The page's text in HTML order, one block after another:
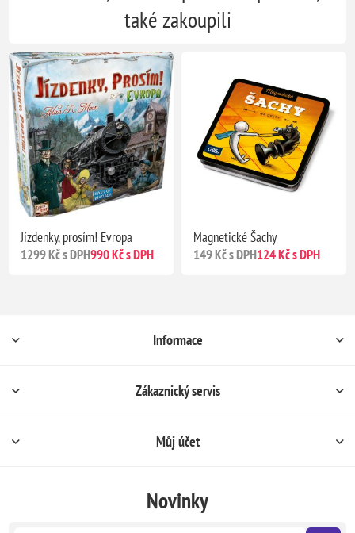
také zakoupili
Jízdenky, prosím! Evropa
1299 Kč s DPH990 Kč s DPH
Magnetické Šachy
149 Kč s DPH124 Kč s DPH
Informace
Zákaznický servis
Můj účet
Novinky